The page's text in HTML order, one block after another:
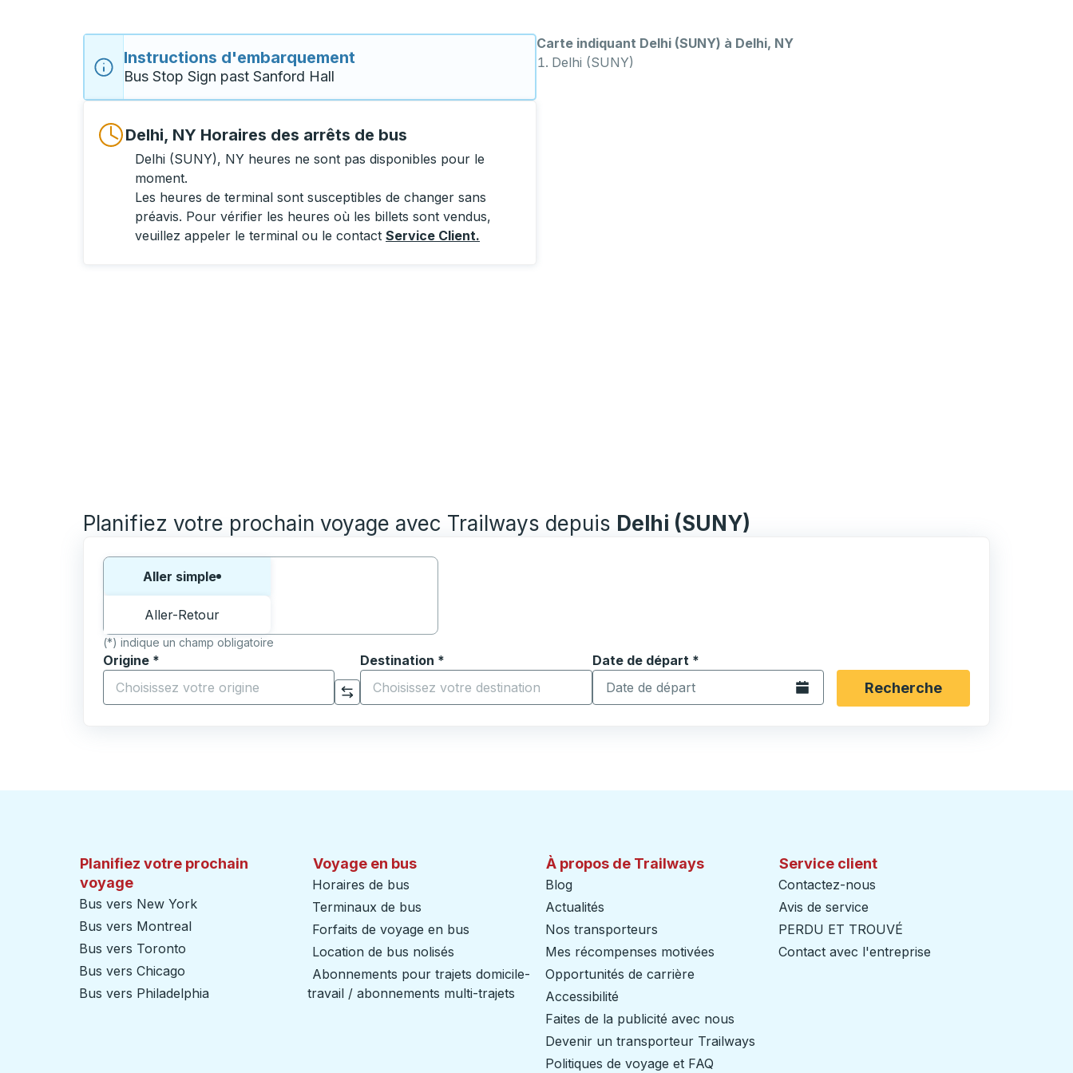
Instructions d'embarquement
Bus Stop Sign past Sanford Hall
Delhi, NY Horaires des arrêts de bus
Delhi (SUNY), NY heures ne sont pas disponibles pour le
moment.
Les heures de terminal sont susceptibles de changer sans
préavis. Pour vérifier les heures où les billets sont vendus,
veuillez appeler le terminal ou le contact Service Client.
Carte indiquant Delhi (SUNY) à Delhi, NY
Delhi (SUNY)
Planifiez votre prochain voyage avec Trailways depuis Delhi (SUNY)
Choisissez un sens ou un aller-retour:
Aller simple
Aller-Retour
(*) indique un champ obligatoire
Origine *
Commencez à saisir la ville d'origine pour ouvrir les options de localisation, puis utilisez les touches fléchées pour accéder à la ville d'origine souhaitée, puis
Cliquez pour changer vos sélections d'origine et de destination
Destination *
Commencez à saisir la ville de destination pour ouvrir les options de localisation, puis utilisez les touches fléchées
Date de départ *
Tapez la date au format date Barre oblique du mois à 2 chiffres Barre
Ouvrez le calendrier.Recherche
Planifiez votre prochain
voyage
Bus vers New York
Bus vers Montreal
Bus vers Toronto
Bus vers Chicago
Bus vers Philadelphia
Voyage en bus
Horaires de bus
Terminaux de bus
Forfaits de voyage en bus
Location de bus nolisés
Abonnements pour trajets domicile-
travail / abonnements multi-trajets
À propos de Trailways
Blog
Actualités
Nos transporteurs
Mes récompenses motivées
Opportunités de carrière
Accessibilité
Faites de la publicité avec nous
Devenir un transporteur Trailways
Politiques de voyage et FAQ
Service client
Contactez-nous
Avis de service
PERDU ET TROUVÉ
Contact avec l'entreprise